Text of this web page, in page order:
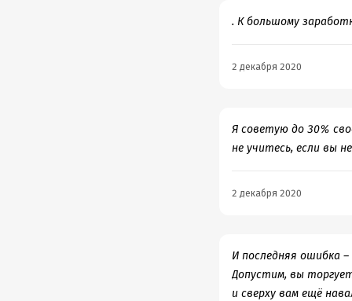
. К большому
2 декабря 2020
Я советую до 30%
не учитесь, если вы
2 декабря 2020
И последняя ошибка
Допустим, вы
и сверху вам ещё